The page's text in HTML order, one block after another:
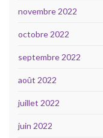
novembre 2022
octobre 2022
septembre 2022
août 2022
juillet 2022
juin 2022